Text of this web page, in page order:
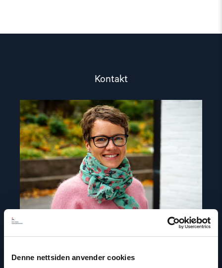
Denne nettsiden anvender cookies
Kontakt
Read
article
"Liv
Hernæs
Kvanvig"